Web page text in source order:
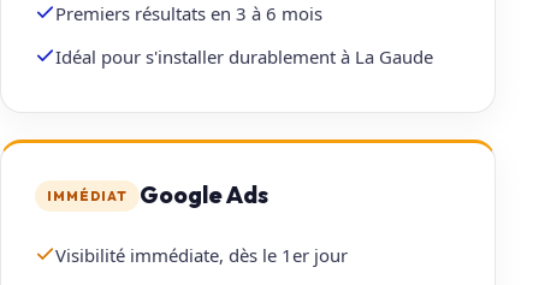
Premiers résultats en 3 à 6 mois
Idéal pour s'installer durablement à La Gaude
IMMÉDIAT Google Ads
Visibilité immédiate, dès le 1er jour